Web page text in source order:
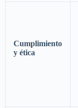
Cumplimiento
y ética